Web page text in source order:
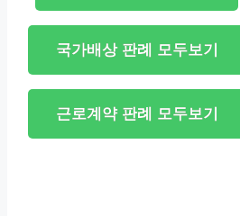
국가배상 판례 모두보기
근로계약 판례 모두보기